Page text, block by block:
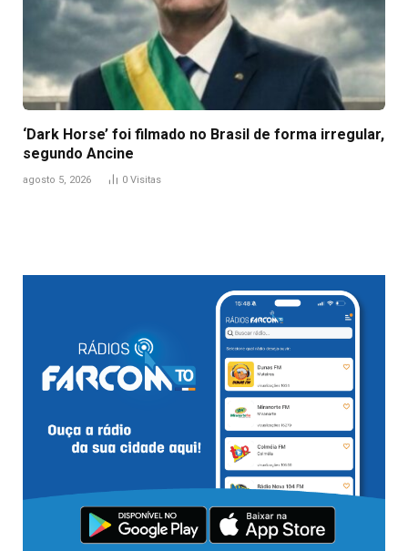
‘Dark Horse’ foi filmado no Brasil de forma irregular,
segundo Ancine
agosto 5, 2026 0 Visitas